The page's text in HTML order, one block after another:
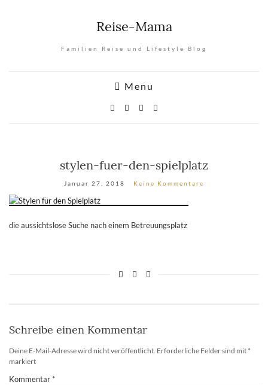
Reise-Mama
Familien Reise und Lifestyle Blog
Menu
stylen-fuer-den-spielplatz
Januar 27, 2018 Keine Kommentare
die aussichtslose Suche nach einem Betreuungsplatz
Schreibe einen Kommentar
Deine E-Mail-Adresse wird nicht veröffentlicht. Erforderliche Felder sind mit *
markiert
Kommentar *